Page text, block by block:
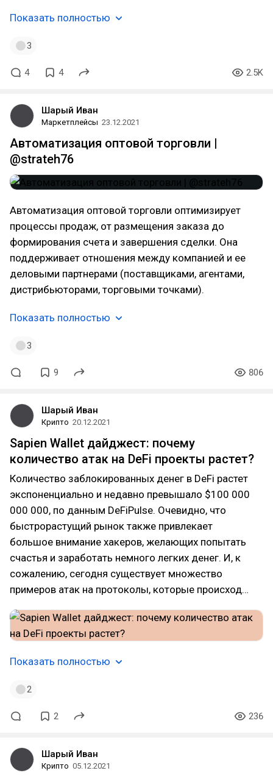
Показать полностью
3
4 4 2.5K
Шарый Иван
Маркетплейсы 23.12.2021
Автоматизация оптовой торговли |
@strateh76
Автоматизация оптовой торговли оптимизирует
процессы продаж, от размещения заказа до
формирования счета и завершения сделки. Она
поддерживает отношения между компанией и ее
деловыми партнерами (поставщиками, агентами,
дистрибьюторами, торговыми точками).
Показать полностью
3
9 806
Шарый Иван
Крипто 20.12.2021
Sapien Wallet дайджест: почему
количество атак на DeFi проекты растет?
Количество заблокированных денег в DeFi растет
экспоненциально и недавно превышало $100 000
000 000, по данным DeFiPulse. Очевидно, что
быстрорастущий рынок также привлекает
большое внимание хакеров, желающих попытать
счастья и заработать немного легких денег. И, к
сожалению, сегодня существует множество
примеров атак на протоколы, которые происход…
Показать полностью
2
2 236
Шарый Иван
Крипто 05.12.2021